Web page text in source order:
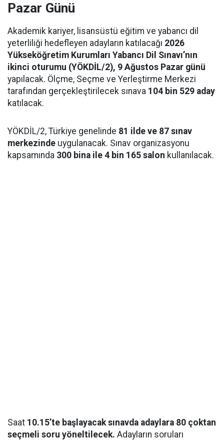
Pazar Günü
Akademik kariyer, lisansüstü eğitim ve yabancı dil
yeterliliği hedefleyen adayların katılacağı 2026
Yükseköğretim Kurumları Yabancı Dil Sınavı’nın
ikinci oturumu (YÖKDİL/2), 9 Ağustos Pazar günü
yapılacak. Ölçme, Seçme ve Yerleştirme Merkezi
tarafından gerçekleştirilecek sınava 104 bin 529 aday
katılacak.
YÖKDİL/2, Türkiye genelinde 81 ilde ve 87 sınav
merkezinde uygulanacak. Sınav organizasyonu
kapsamında 300 bina ile 4 bin 165 salon kullanılacak.
Saat 10.15’te başlayacak sınavda adaylara 80 çoktan
seçmeli soru yöneltilecek. Adayların soruları